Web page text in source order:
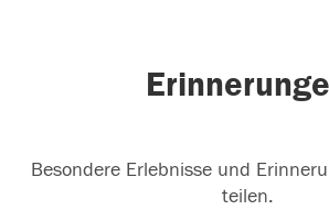
Besondere Erlebnisse und
teilen.